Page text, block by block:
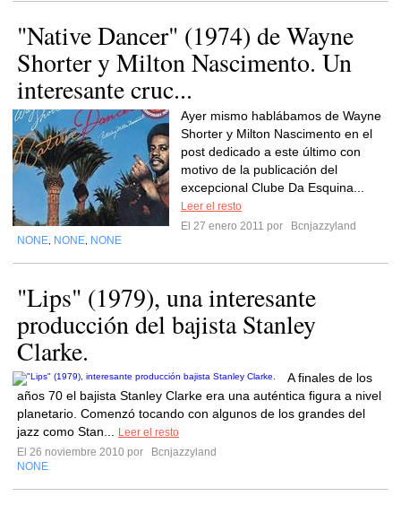
"Native Dancer" (1974) de Wayne
Shorter y Milton Nascimento. Un
interesante cruc...
Ayer mismo hablábamos de Wayne
Shorter y Milton Nascimento en el
post dedicado a este último con
motivo de la publicación del
excepcional Clube Da Esquina...
Leer el resto
El 27 enero 2011 por
Bcnjazzyland
NONE NONE NONE
"Lips" (1979), una interesante
producción del bajista Stanley
Clarke.
A finales de los
años 70 el bajista Stanley Clarke era una auténtica figura a nivel
planetario. Comenzó tocando con algunos de los grandes del
jazz como Stan...
Leer el resto
El 26 noviembre 2010 por
Bcnjazzyland
NONE